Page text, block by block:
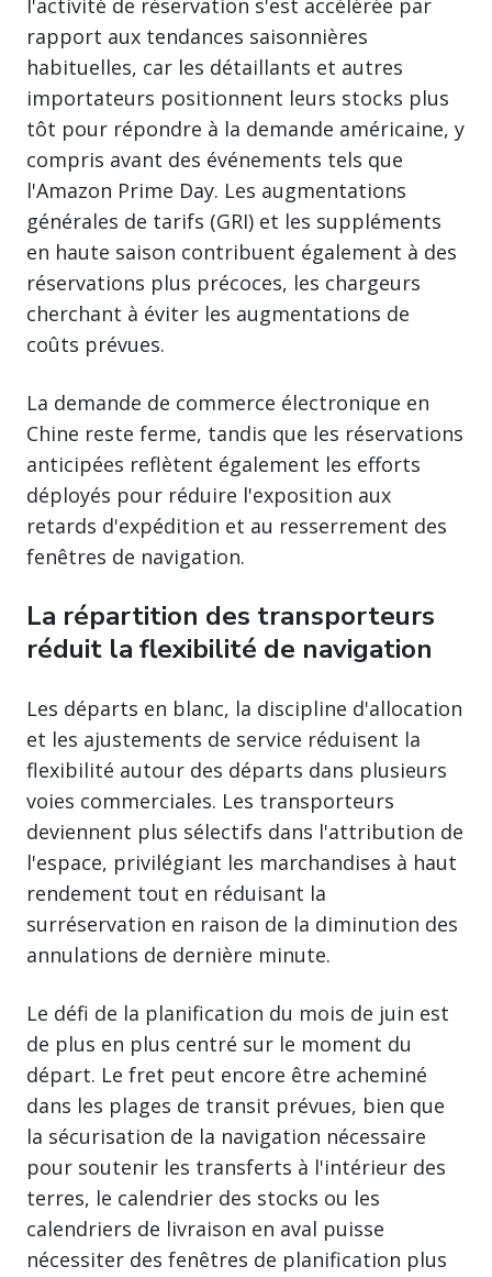
rapport aux tendances saisonnières
habituelles, car les détaillants et autres
importateurs positionnent leurs stocks plus
tôt pour répondre à la demande américaine, y
compris avant des événements tels que
l'Amazon Prime Day. Les augmentations
générales de tarifs (GRI) et les suppléments
en haute saison contribuent également à des
réservations plus précoces, les chargeurs
cherchant à éviter les augmentations de
coûts prévues.
La demande de commerce électronique en
Chine reste ferme, tandis que les réservations
anticipées reflètent également les efforts
déployés pour réduire l'exposition aux
retards d'expédition et au resserrement des
fenêtres de navigation.
La répartition des transporteurs
réduit la flexibilité de navigation
Les départs en blanc, la discipline d'allocation
et les ajustements de service réduisent la
flexibilité autour des départs dans plusieurs
voies commerciales. Les transporteurs
deviennent plus sélectifs dans l'attribution de
l'espace, privilégiant les marchandises à haut
rendement tout en réduisant la
surréservation en raison de la diminution des
annulations de dernière minute.
Le défi de la planification du mois de juin est
de plus en plus centré sur le moment du
départ. Le fret peut encore être acheminé
dans les plages de transit prévues, bien que
la sécurisation de la navigation nécessaire
pour soutenir les transferts à l'intérieur des
terres, le calendrier des stocks ou les
calendriers de livraison en aval puisse
nécessiter des fenêtres de planification plus